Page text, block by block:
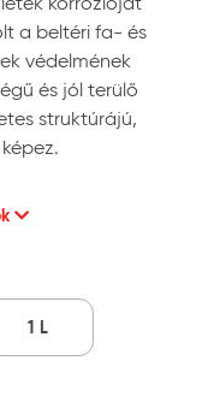
a beltéri fa- és
védelmének
és jól terülő
struktúrájú,
1 L